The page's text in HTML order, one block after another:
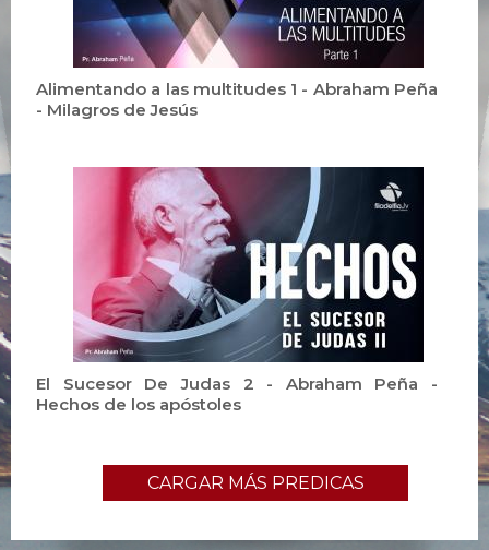
Alimentando a las multitudes 1 - Abraham Peña
- Milagros de Jesús
El Sucesor De Judas 2 - Abraham Peña -
Hechos de los apóstoles
CARGAR MÁS PREDICAS